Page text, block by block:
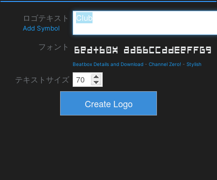
ロゴテキスト
Add Symbol
フォント
Beatbox Details and Download - Channel Zero! - Stylish
テキストサイズ